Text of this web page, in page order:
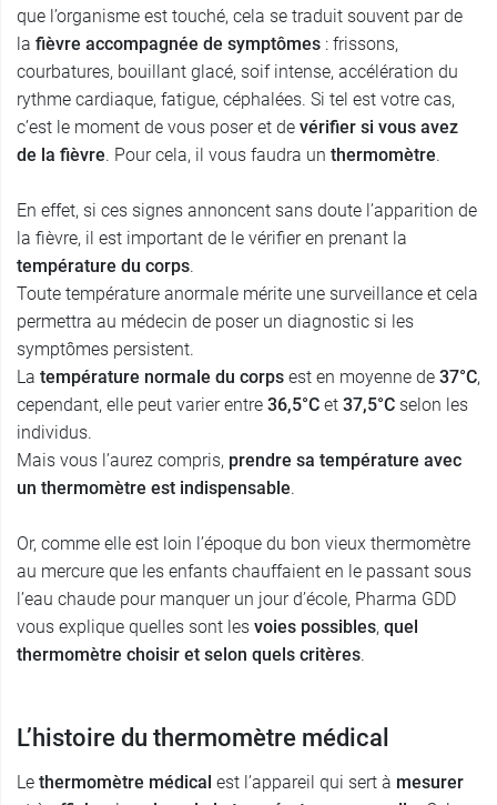
que l’organisme est touché, cela se traduit souvent par de
la fièvre accompagnée de symptômes : frissons,
courbatures, bouillant glacé, soif intense, accélération du
rythme cardiaque, fatigue, céphalées. Si tel est votre cas,
c’est le moment de vous poser et de vérifier si vous avez
de la fièvre. Pour cela, il vous faudra un thermomètre.
En effet, si ces signes annoncent sans doute l’apparition de
la fièvre, il est important de le vérifier en prenant la
température du corps.
Toute température anormale mérite une surveillance et cela
permettra au médecin de poser un diagnostic si les
symptômes persistent.
La température normale du corps est en moyenne de 37°C,
cependant, elle peut varier entre 36,5°C et 37,5°C selon les
individus.
Mais vous l’aurez compris, prendre sa température avec
un thermomètre est indispensable.
Or, comme elle est loin l’époque du bon vieux thermomètre
au mercure que les enfants chauffaient en le passant sous
l’eau chaude pour manquer un jour d’école, Pharma GDD
vous explique quelles sont les voies possibles, quel
thermomètre choisir et selon quels critères.
L’histoire du thermomètre médical
Le thermomètre médical est l’appareil qui sert à mesurer